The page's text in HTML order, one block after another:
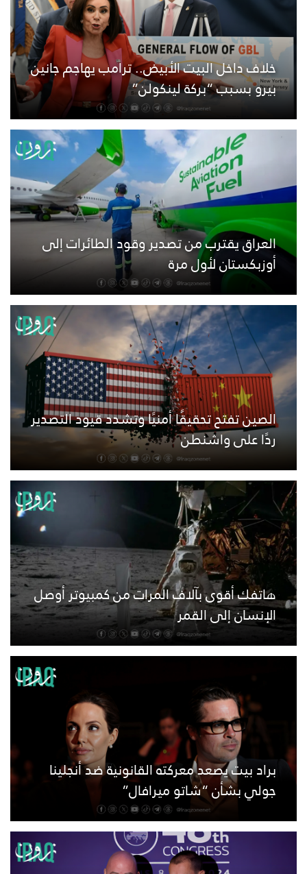
خلاف داخل البيت الأبيض.. ترامب يهاجم جانين
بيرو بسبب “بركة لينكولن”
العراق يقترب من تصدير وقود الطائرات إلى
أوزبكستان لأول مرة
الصين تفتح تحقيقًا أمنيًا وتشدد قيود التصدير
ردًا على واشنطن
هاتفك أقوى بآلاف المرات من كمبيوتر أوصل
الإنسان إلى القمر
براد بيت يصعد معركته القانونية ضد أنجلينا
جولي بشأن “شاتو ميرافال”